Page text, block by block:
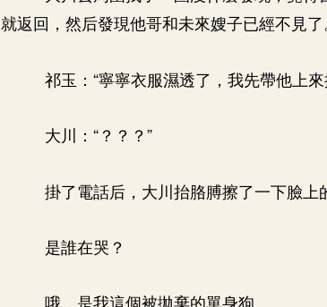
就返回，然后發現他哥和未來嫂子已經不見了
祁玉：“寧寧衣服濕透了，我先帶他上
大川：“？？？”
掛了電話后，大川抬胳膊擦了一下臉上
是誰在哭？
哦，是我這個被拋棄的單身狗。